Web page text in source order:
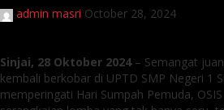
admin masri October 28, 2024
Sinjai, 28 Oktober 2024– Semangat
kembali berkobar di UPTD SMP Negeri 1
memperingati Hari Sumpah Pemuda,